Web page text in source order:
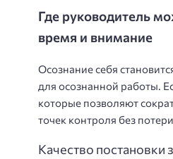
Где руководитель
время и внимание
Осознание себя
для осознанной работы.
которые позволяют
точек контроля без
Качество постановки